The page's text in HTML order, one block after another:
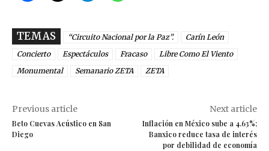
TEMAS “Circuito Nacional por la Paz”.
Carín León
Concierto
Espectáculos Fracaso
Libre Como El Viento
Monumental
Semanario ZETA ZETA
Previous article
Beto Cuevas Acústico en San
Diego
Next article
Inflación en México sube a 4.63%;
Banxico reduce tasa de interés
por debilidad de economía